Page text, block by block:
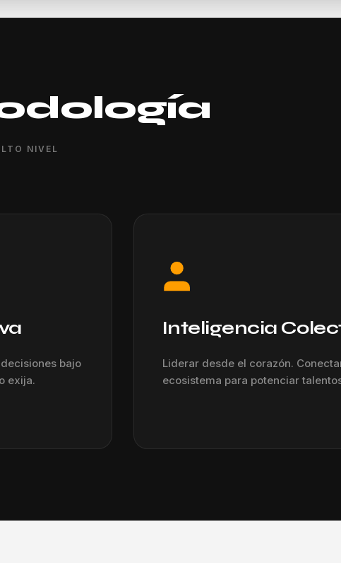
NIVEL
bajo
exija.
Inteligencia
Liderar desde el corazón.
ecosistema para potenciar